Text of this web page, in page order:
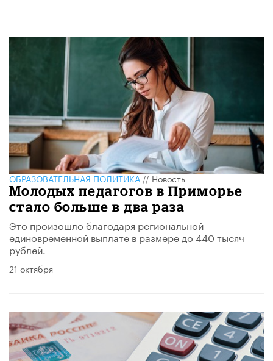
ОБРАЗОВАТЕЛЬНАЯ ПОЛИТИКА//Новость
Молодых педагогов в Приморье
стало больше в два раза
Это произошло благодаря региональной
единовременной выплате в размере до 440 тысяч
рублей.
21 октября